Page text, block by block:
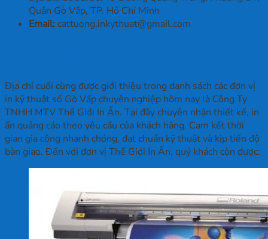
Quận Gò Vấp, TP. Hồ Chí Minh
Email:cattuong.inkythuat@gmail.com
Địa chỉ cuối cùng được giới thiệu trong danh sách các đơn vị
in kỹ thuật số Gò Vấp chuyên nghiệp hôm nay là Công Ty
TNHH MTV Thế Giới In Ấn. Tại đây chuyên nhận thiết kế, in
ấn quảng cáo theo yêu cầu của khách hàng. Cam kết thời
gian gia công nhanh chóng, đạt chuẩn kỹ thuật và kịp tiến độ
bàn giao. Đến với đơn vị Thế Giới In Ấn, quý khách còn được: